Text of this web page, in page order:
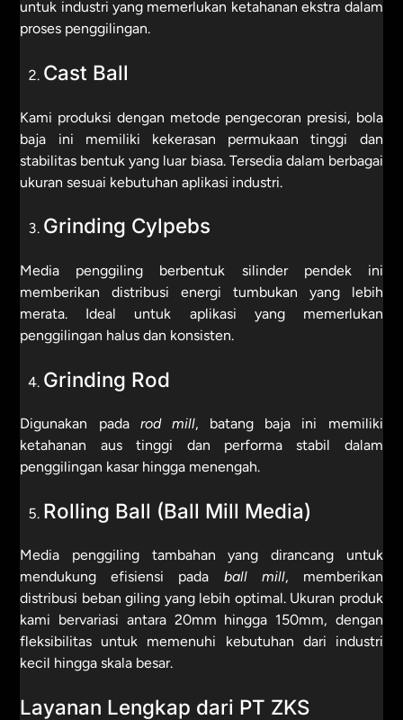
untuk industri yang memerlukan ketahanan ekstra dalam
proses penggilingan.
Cast Ball
Kami produksi dengan metode pengecoran presisi, bola
baja ini memiliki kekerasan permukaan tinggi dan
stabilitas bentuk yang luar biasa. Tersedia dalam berbagai
ukuran sesuai kebutuhan aplikasi industri.
Grinding Cylpebs
Media penggiling berbentuk silinder pendek ini
memberikan distribusi energi tumbukan yang lebih
merata. Ideal untuk aplikasi yang memerlukan
penggilingan halus dan konsisten.
Grinding Rod
Digunakan pada rod mill, batang baja ini memiliki
ketahanan aus tinggi dan performa stabil dalam
penggilingan kasar hingga menengah.
Rolling Ball (Ball Mill Media)
Media penggiling tambahan yang dirancang untuk
mendukung efisiensi pada ball mill, memberikan
distribusi beban giling yang lebih optimal. Ukuran produk
kami bervariasi antara 20mm hingga 150mm, dengan
fleksibilitas untuk memenuhi kebutuhan dari industri
kecil hingga skala besar.
Layanan Lengkap dari PT ZKS